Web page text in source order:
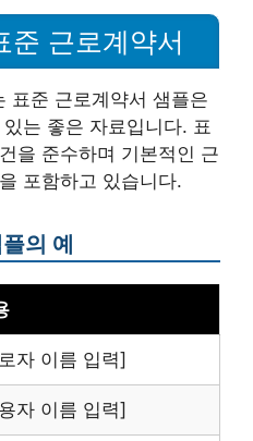
준 근로계약서
표준 근로계약서 샘플은
는 좋은 자료입니다. 표
을 준수하며 기본적인 근
포함하고 있습니다.
의 예
자 이름 입력]
자 이름 입력]